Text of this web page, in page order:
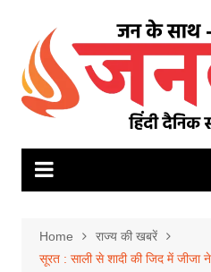
content
Home
राज्य की खबरें
सूरत : साली से शादी की जिद में जीजा